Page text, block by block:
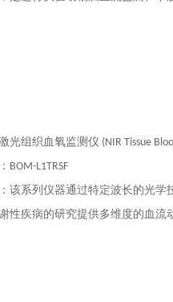
光组织血氧监测仪 (NIR Tissue
BOM-L1TRSF
该系列仪器通过特定波长的光
性疾病的研究提供多维度的血流